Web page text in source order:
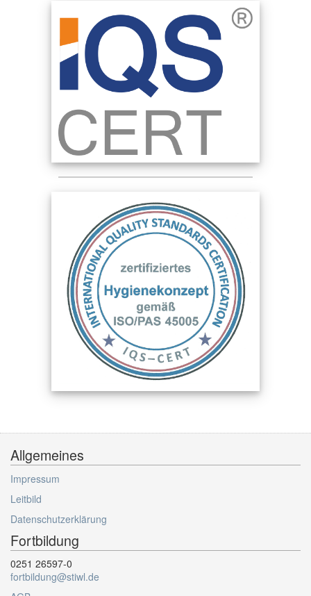
Allgemeines
Impressum
Leitbild
Datenschutzerklärung
Fortbildung
0251 26597-0
fortbildung@stiwl.de